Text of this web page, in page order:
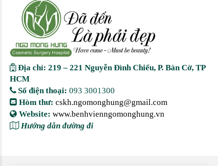
Địa chỉ: 219 – 221 Nguyễn Đình Chiểu, P. Bàn Cờ, TP
HCM
Số điện thoại: 093 3001300
Hòm thư: cskh.ngomonghung@gmail.com
Website: www.benhvienngomonghung.vn
Hướng dẫn đường đi